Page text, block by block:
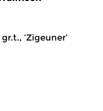
‘Zigeuner’